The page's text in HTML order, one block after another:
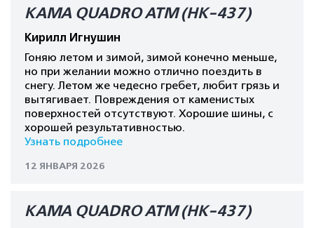
КАМА QUADRO ATM (HK-437)
Кирилл Игнушин
Гоняю летом и зимой, зимой конечно меньше,
но при желании можно отлично поездить в
снегу. Летом же чедесно гребет, любит грязь и
вытягивает. Повреждения от каменистых
поверхностей отсутствуют. Хорошие шины, с
хорошей результативностью.
Узнать подробнее
12 ЯНВАРЯ 2026
КАМА QUADRO ATM (HK-437)